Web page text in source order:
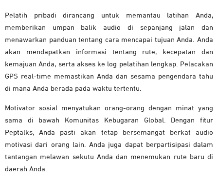
Pelatih pribadi dirancang untuk memantau latihan Anda,
memberikan umpan balik audio di sepanjang jalan dan
menawarkan panduan tentang cara mencapai tujuan Anda. Anda
akan mendapatkan informasi tentang rute, kecepatan dan
kemajuan Anda, serta akses ke log pelatihan lengkap. Pelacakan
GPS real-time memastikan Anda dan sesama pengendara tahu
di mana Anda berada pada waktu tertentu.
Motivator sosial menyatukan orang-orang dengan minat yang
sama di bawah Komunitas Kebugaran Global. Dengan fitur
Peptalks, Anda pasti akan tetap bersemangat berkat audio
motivasi dari orang lain. Anda juga dapat berpartisipasi dalam
tantangan melawan sekutu Anda dan menemukan rute baru di
daerah Anda.